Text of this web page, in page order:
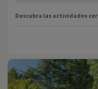
Descubra las actividades